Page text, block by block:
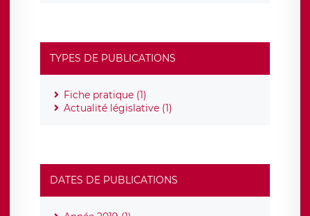
TYPES DE PUBLICATIONS
Fiche pratique (1)
Actualité législative (1)
DATES DE PUBLICATIONS